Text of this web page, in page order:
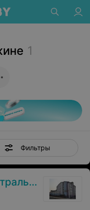
1
Фильтры
больница